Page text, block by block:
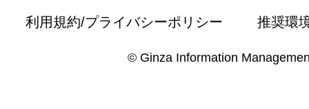
利用規約/プライバシーポリシー
推奨環
© Ginza Information